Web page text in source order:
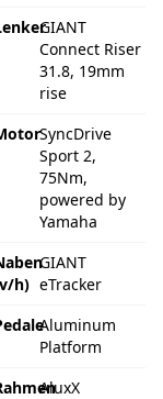
GIANT
Connect Riser
31.8, 19mm
rise
SyncDrive
Sport 2,
75Nm,
powered by
Yamaha
h)
GIANT
eTracker
Aluminum
Platform
AluxX